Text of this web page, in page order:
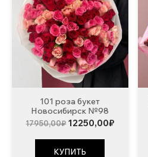
101 роза букет
Новосибирск №98
17950,00₽ Первоначальная
составляла
17950,00₽.
12250,00₽Текущая
КУПИТЬ